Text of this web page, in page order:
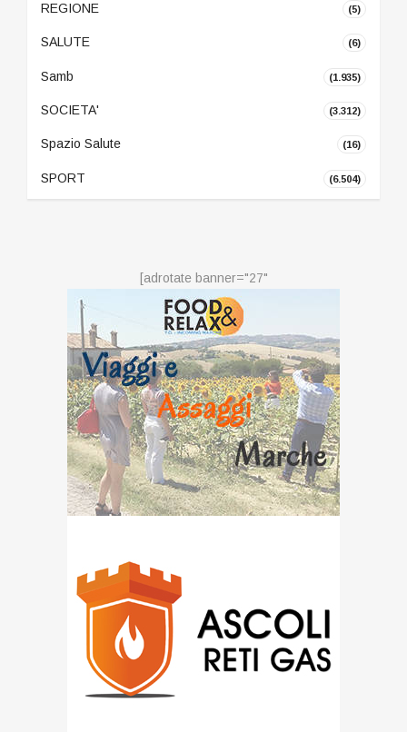
REGIONE (5)
SALUTE (6)
Samb (1.935)
SOCIETA' (3.312)
Spazio Salute (16)
SPORT (6.504)
[adrotate banner="27"